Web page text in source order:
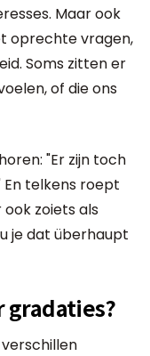
Maar ook
oprechte vragen,
Soms zitten er
of die ons
"Er zijn toch
telkens roept
zoiets als
je dat überhaupt
gradaties?